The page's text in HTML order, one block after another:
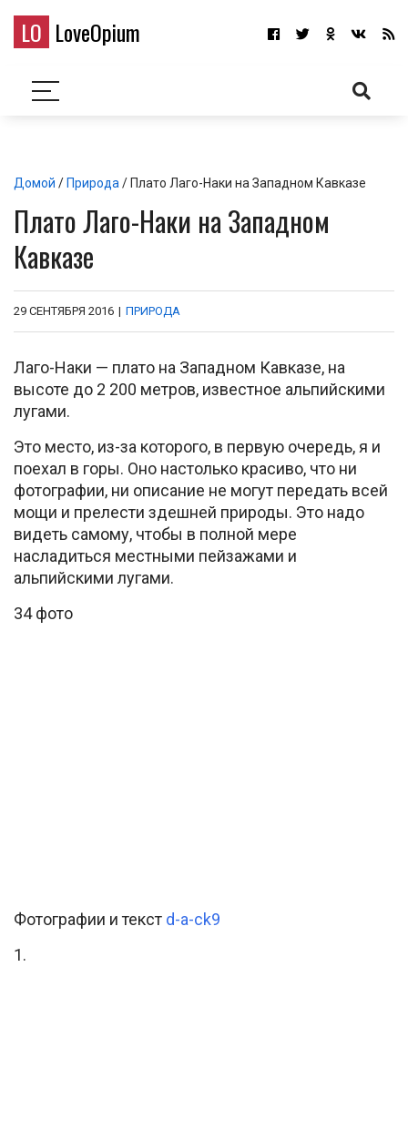
LO LoveOpium
Домой / Природа / Плато Лаго-Наки на Западном Кавказе
Плато Лаго-Наки на Западном
Кавказе
29 СЕНТЯБРЯ 2016 | ПРИРОДА
Лаго-Наки — плато на Западном Кавказе, на
высоте до 2 200 метров, известное альпийскими
лугами.
Это место, из-за которого, в первую очередь, я и
поехал в горы. Оно настолько красиво, что ни
фотографии, ни описание не могут передать всей
мощи и прелести здешней природы. Это надо
видеть самому, чтобы в полной мере
насладиться местными пейзажами и
альпийскими лугами.
34 фото
Фотографии и текст d-a-ck9
1.